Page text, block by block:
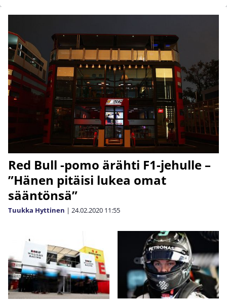
Red Bull -pomo ärähti F1-jehulle –
”Hänen pitäisi lukea omat
sääntönsä”
Tuukka Hyttinen | 24.02.2020 11:55